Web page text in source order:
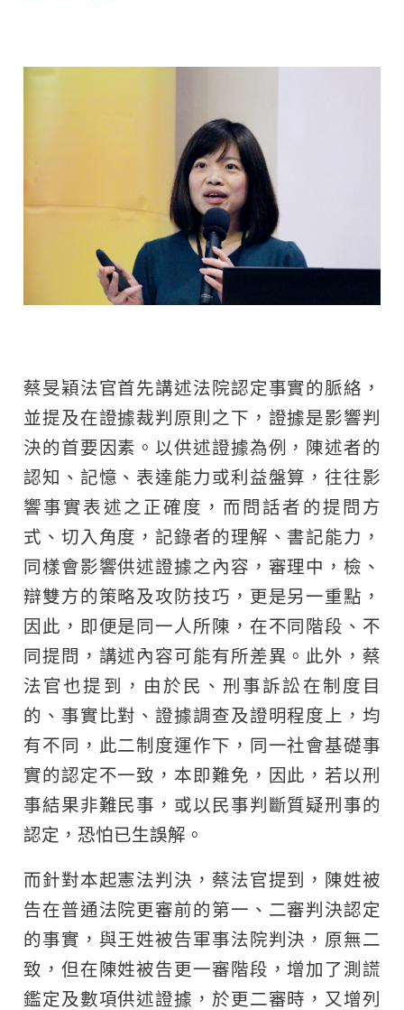
蔡旻穎法官首先講述法院認定事實的脈絡，
並提及在證據裁判原則之下，證據是影響判
決的首要因素。以供述證據為例，陳述者的
認知、記憶、表達能力或利益盤算，往往影
響事實表述之正確度，而問話者的提問方
式、切入角度，記錄者的理解、書記能力，
同樣會影響供述證據之內容，審理中，檢、
辯雙方的策略及攻防技巧，更是另一重點，
因此，即便是同一人所陳，在不同階段、不
同提問，講述內容可能有所差異。此外，蔡
法官也提到，由於民、刑事訴訟在制度目
的、事實比對、證據調查及證明程度上，均
有不同，此二制度運作下，同一社會基礎事
實的認定不一致，本即難免，因此，若以刑
事結果非難民事，或以民事判斷質疑刑事的
認定，恐怕已生誤解。
而針對本起憲法判決，蔡法官提到，陳姓被
告在普通法院更審前的第一、二審判決認定
的事實，與王姓被告軍事法院判決，原無二
致，但在陳姓被告更一審階段，增加了測謊
鑑定及數項供述證據，於更二審時，又增列